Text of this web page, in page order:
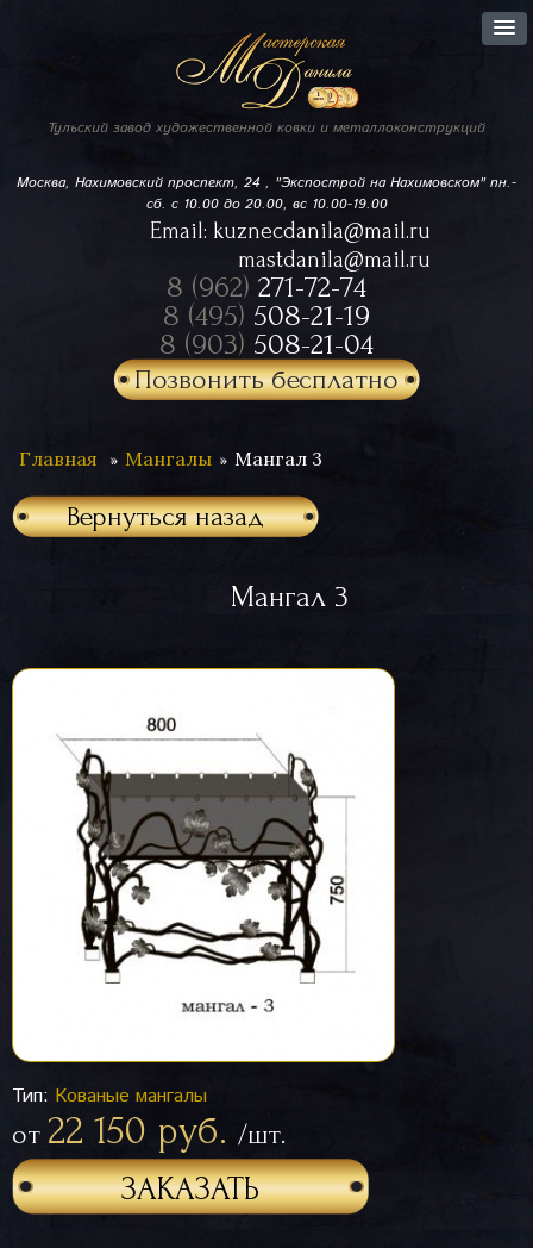
Тульский завод художественной ковки и металлоконструкций
Москва, Нахимовский проспект, 24 , "Экспострой на Нахимовском"пн.-
сб. с 10.00 до 20.00, вс 10.00-19.00
Email: kuznecdanila@mail.ru
mastdanila@mail.ru
8 (962) 271-72-74
8 (495) 508-21-19
8 (903) 508-21-04
Позвонить бесплатно
Главная Мангалы Мангал 3
Вернуться назад
Мангал 3
Тип: Кованые мангалы
от 22 150 руб. /шт.
ЗАКАЗАТЬ